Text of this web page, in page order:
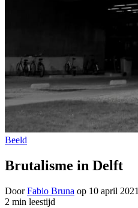
Beeld
Brutalisme in Delft
DoorFabio Bruna op 10 april 2021
2 min leestijd